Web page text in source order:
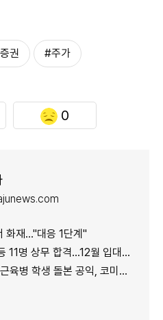
권 #주가
0
화재…"대응 1단계"
합격…12월 입대해 2028년 6월 전역
돌본 공익, 코미디언 김규원이었다